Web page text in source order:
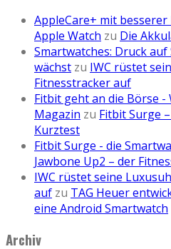
AppleCare+ mit
Apple Watch zu Die
Smartwatches: Druck
wächst zu IWC rüstet
Fitnesstracker auf
Fitbit geht an die Börse -
Magazin zu Fitbit Surge
Kurztest
Fitbit Surge - die
Jawbone Up2 – der
IWC rüstet seine
auf zu TAG Heuer
eine Android Smartwatch
Archiv